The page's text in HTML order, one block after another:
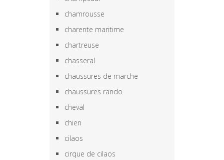
chamrousse
charente maritime
chartreuse
chasseral
chaussures de marche
chaussures rando
cheval
chien
cilaos
cirque de cilaos